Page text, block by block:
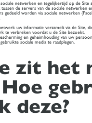
netwerken en tegelijkertijd op de
de servers van de sociale netwerken
gedeeld worden via sociale netwerken
uw informatie verzamelt via de Site,
te verbreken voordat u de Site bezoekt.
en geheimhouding van uw
sociale media te raadplegen.
zit het
Hoe
deze?